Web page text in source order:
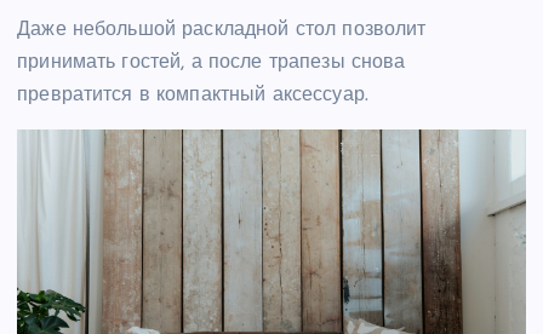
Даже небольшой раскладной стол позволит
принимать гостей, а после трапезы снова
превратится в компактный аксессуар.